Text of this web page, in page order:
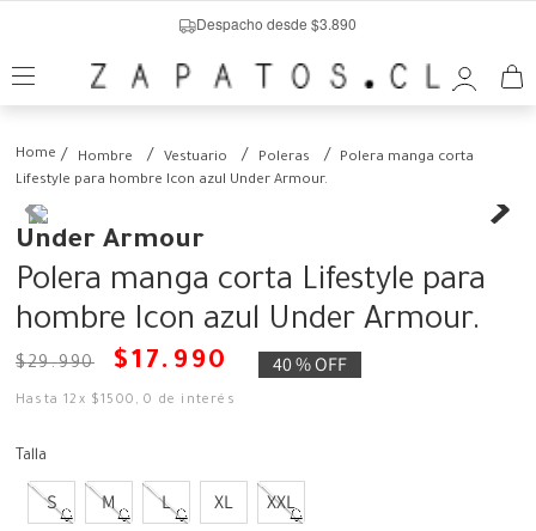
Despacho desde $3.890
Hombre Vestuario Poleras
Polera manga corta
Lifestyle para hombre Icon azul Under Armour.
Under Armour
Polera manga corta Lifestyle para
hombre Icon azul Under Armour.
$29.990 $17. 990 40 %OFF
Hasta12 x $1500 ,0 de interés
Talla
S M L XL XXL